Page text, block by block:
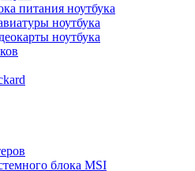
питания ноутбука
ноутбука
ноутбука
блока MSI